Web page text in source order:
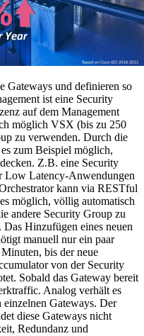
Gateways und definieren so
ist eine Security
auf dem Management
möglich VSX (bis zu 250
zu verwenden. Durch die
zum Beispiel möglich,
Z.B. eine Security
Low Latency-Anwendungen
kann via RESTful
möglich, völlig automatisch
andere Security Group zu
Hinzufügen eines neuen
manuell nur ein paar
bis der neue
von der Security
Sobald das Gateway bereit
Analog verhält es
Gateways. Der
diese Gateways nicht
Redundanz und